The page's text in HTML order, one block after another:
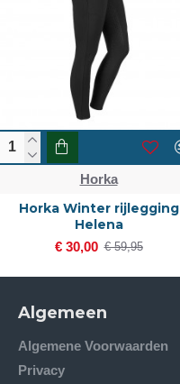
Horka
Horka Winter rijlegging
Helena
€ 30,00 € 59,95
Algemeen
Algemene Voorwaarden
Privacy